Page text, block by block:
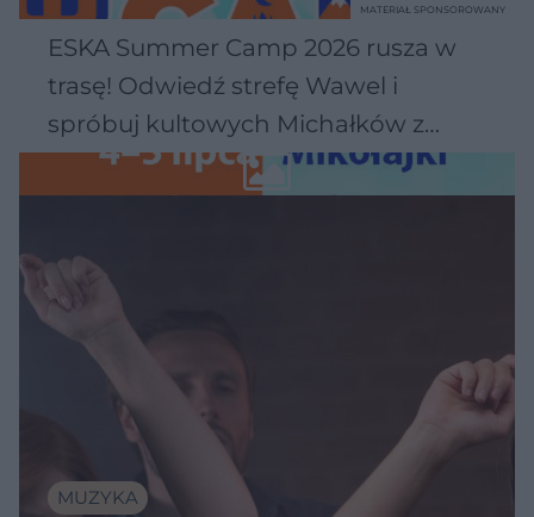
ESKA Summer Camp 2026 rusza w
trasę! Odwiedź strefę Wawel i
spróbuj kultowych Michałków z
Wawelu
MATERIAŁ SPONSOROWANY
MUZYKA